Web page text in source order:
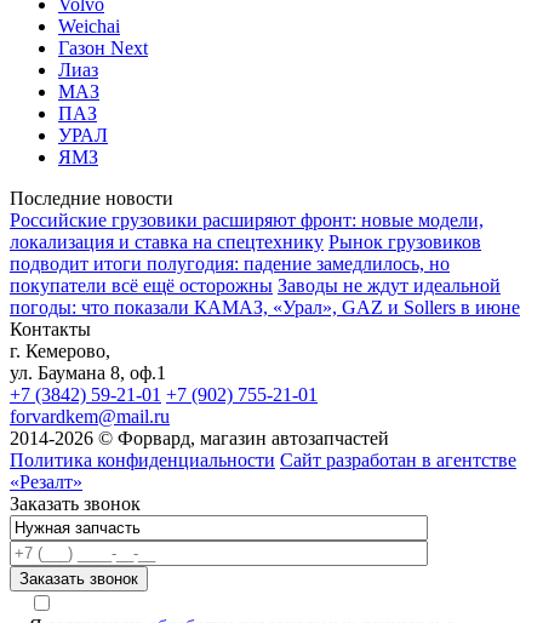
Volvo
Weichai
Газон Next
Лиаз
МАЗ
ПАЗ
УРАЛ
ЯМЗ
Последние новости
Российские грузовики расширяют фронт: новые модели,
локализация и ставка на спецтехнику Рынок грузовиков
подводит итоги полугодия: падение замедлилось, но
покупатели всё ещё осторожны Заводы не ждут идеальной
погоды: что показали КАМАЗ, «Урал», GAZ и Sollers в июне
Контакты
г. Кемерово,
ул. Баумана 8, оф.1
+7 (3842) 59-21-01 +7 (902) 755-21-01
forvardkem@mail.ru
2014-2026 © Форвард, магазин автозапчастей
Политика конфиденциальности Сайт разработан в агентстве
«Резалт»
Заказать звонок